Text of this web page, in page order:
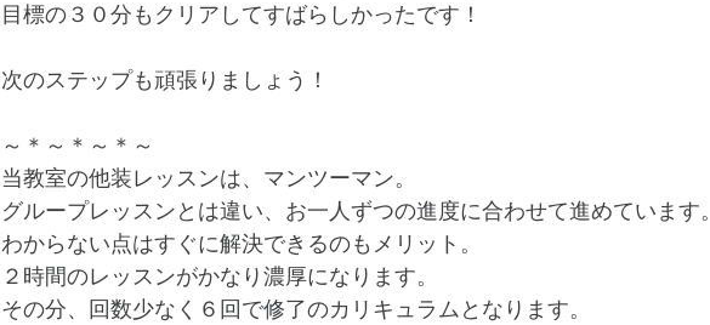
目標の３０分もクリアしてすばらしかったです！
次のステップも頑張りましょう！
～＊～＊～＊～
当教室の他装レッスンは、マンツーマン。
グループレッスンとは違い、お一人ずつの進度に合わせて進めています。
わからない点はすぐに解決できるのもメリット。
２時間のレッスンがかなり濃厚になります。
その分、回数少なく６回で修了のカリキュラムとなります。